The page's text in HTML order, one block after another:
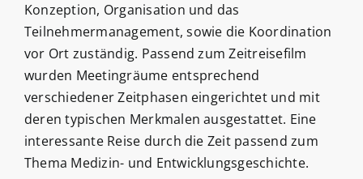
Konzeption, Organisation und das
Teilnehmermanagement, sowie die Koordination
vor Ort zuständig. Passend zum Zeitreisefilm
wurden Meetingräume entsprechend
verschiedener Zeitphasen eingerichtet und mit
deren typischen Merkmalen ausgestattet. Eine
interessante Reise durch die Zeit passend zum
Thema Medizin- und Entwicklungsgeschichte.